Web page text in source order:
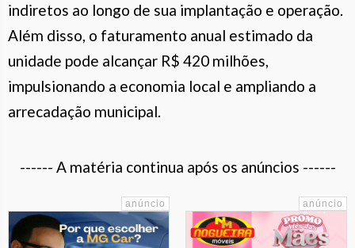
indiretos ao longo de sua implantação e operação.
Além disso, o faturamento anual estimado da
unidade pode alcançar R$ 420 milhões,
impulsionando a economia local e ampliando a
arrecadação municipal.
------ A matéria continua após os anúncios ------